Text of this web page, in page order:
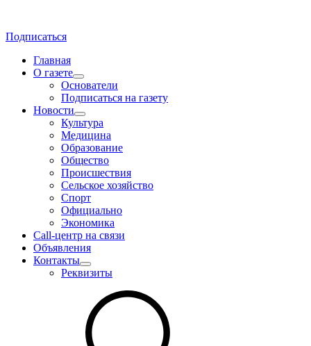
Подписаться
Главная
О газете
Основатели
Подписаться на газету
Новости
Культура
Медицина
Образование
Общество
Происшествия
Сельское хозяйство
Спорт
Официально
Экономика
Call-центр на связи
Объявления
Контакты
Реквизиты